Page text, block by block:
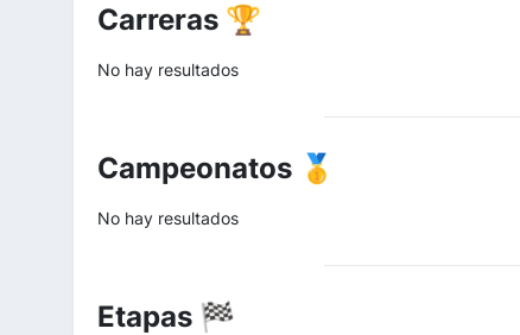
Carreras 🏆
No hay resultados
Campeonatos 🥇
No hay resultados
Etapas 🏁